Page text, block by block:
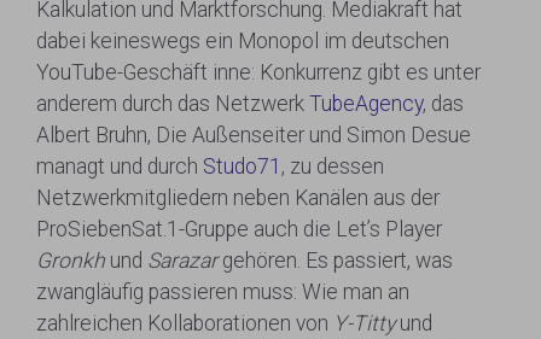
Kalkulation und Marktforschung. Mediakraft hat
dabei keineswegs ein Monopol im deutschen
YouTube-Geschäft inne: Konkurrenz gibt es unter
anderem durch das Netzwerk TubeAgency, das
Albert Bruhn, Die Außenseiter und Simon Desue
managt und durch Studo71 , zu dessen
Netzwerkmitgliedern neben Kanälen aus der
ProSiebenSat.1-Gruppe auch die Let’s Player
Gronkh und Sarazargehören. Es passiert, was
zwangläufig passieren muss: Wie man an
zahlreichen Kollaborationen von Y-Tittyund